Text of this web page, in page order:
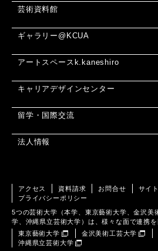
芸術資料館
ギャラリー@KCUA
アートスペースk.kaneshiro
キャリアデザインセンター
留学・国際交流
法人情報
アクセス 資料請求 お問合せ
サイ
プライバシーポリシー
5つの芸術大学（本学、東京藝術大学、金沢美
学、沖縄県立芸術大学）は、様々な面で連携を
東京藝術大学
金沢美術工芸大学
沖縄県立芸術大学